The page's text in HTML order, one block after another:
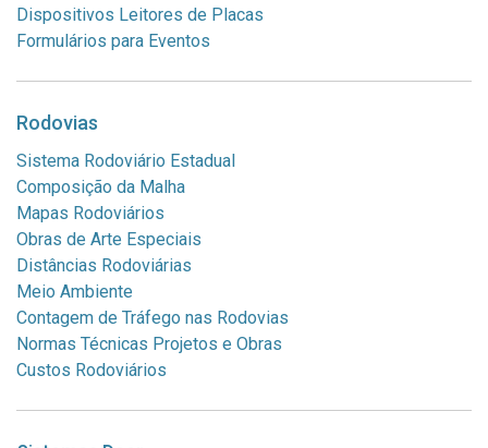
Dispositivos Leitores de Placas
Formulários para Eventos
Rodovias
Sistema Rodoviário Estadual
Composição da Malha
Mapas Rodoviários
Obras de Arte Especiais
Distâncias Rodoviárias
Meio Ambiente
Contagem de Tráfego nas Rodovias
Normas Técnicas Projetos e Obras
Custos Rodoviários